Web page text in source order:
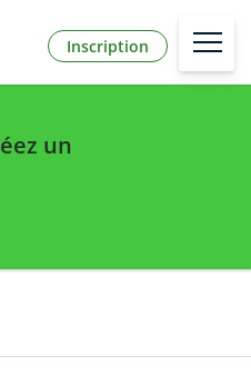
Inscription
un